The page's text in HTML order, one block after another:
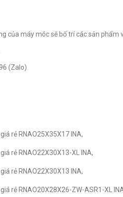
của máy móc sẽ bố trí các sản phẩm
(Zalo)
rẻ RNAO25X35X17 INA,
rẻ RNAO22X30X13-XL INA,
rẻ RNAO22X30X13 INA,
rẻ RNAO20X28X26-ZW-ASR1-XL